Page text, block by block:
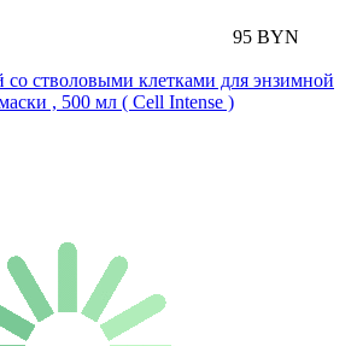
95 BYN
стволовыми клетками для энзимной
, 500 мл ( Cell Intense )